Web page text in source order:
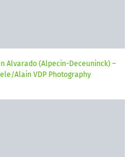
Alvarado (Alpecin-Deceuninck) –
Alain VDP Photography